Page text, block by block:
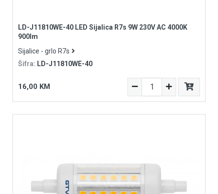
LD-J11810WE-40 LED Sijalica R7s 9W 230V AC 4000K
900lm
Sijalice - grlo R7s
Šifra: LD-J11810WE-40
16,00 KM